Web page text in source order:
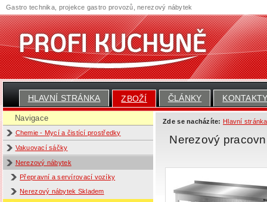
HLAVNÍ STRÁNKA ZBOŽÍ ČLÁNKY
Navigace
Chemie - Mycí a čistící prostředky
Vakuovací sáčky
Nerezový nábytek
Přepravní a servírovací vozíky
Nerezový nábytek Skladem
Zde se nacházíte: Hlavní stránka
Nerezový
Gastro technika, projekce gastro provozů, nerezový nábytek